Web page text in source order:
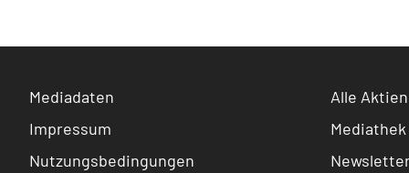
Mediadaten
Impressum
Nutzungsbedingungen
Alle Aktien
Mediathek